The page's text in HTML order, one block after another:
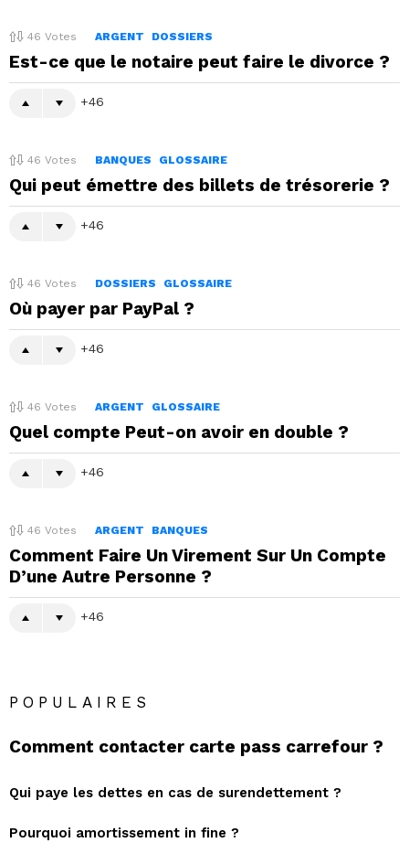
46 Votes ARGENT DOSSIERS
Est-ce que le notaire peut faire le divorce ?
46
46 Votes BANQUES GLOSSAIRE
Qui peut émettre des billets de trésorerie ?
46
46 Votes DOSSIERS GLOSSAIRE
Où payer par PayPal ?
46
46 Votes ARGENT GLOSSAIRE
Quel compte Peut-on avoir en double ?
46
46 Votes ARGENT BANQUES
Comment Faire Un Virement Sur Un Compte
D’une Autre Personne ?
46
POPULAIRES
Comment contacter carte pass carrefour ?
Qui paye les dettes en cas de surendettement ?
Pourquoi amortissement in fine ?